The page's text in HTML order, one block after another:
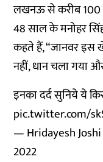
लखनऊ से करीब 100
48 साल के मनोहर
कहते हैं, “जानवर इस
नहीं, धान चला गया
इनका दर्द सुनिये ये
pic.twitter.com/
— Hridayesh
2022